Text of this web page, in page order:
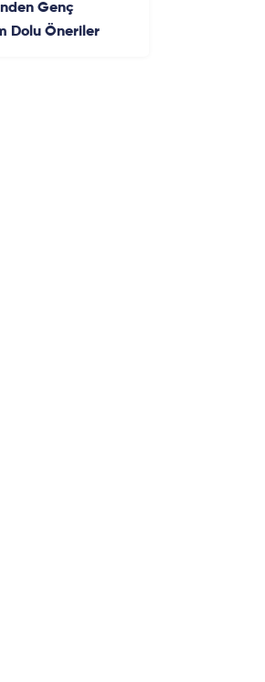
Genç
Dolu Öneriler